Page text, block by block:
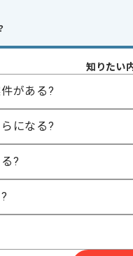
れかを用いた実務経験(3年以
よび障害などを起因とした
設計およびアーキテクチャ設
がある方へ
験やスキルをお持ちであれば申
知りたい
がある?
になる?
?